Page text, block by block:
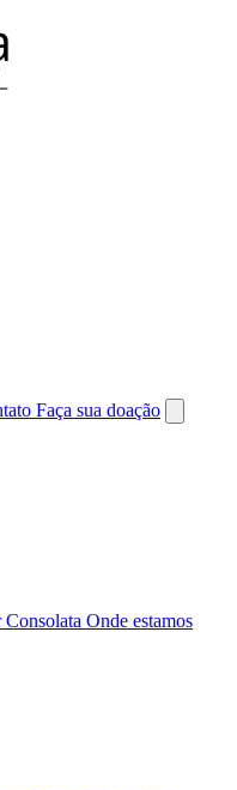
Faça sua doação
Consolata Onde estamos